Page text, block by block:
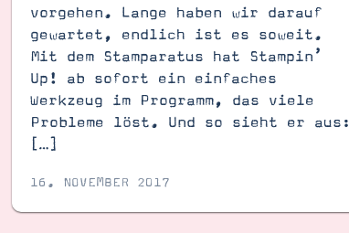
vorgehen. Lange haben wir darauf
gewartet, endlich ist es soweit.
Mit dem Stamparatus hat Stampin’
Up! ab sofort ein einfaches
Werkzeug im Programm, das viele
Probleme löst. Und so sieht er aus:
[…]
16. NOVEMBER 2017